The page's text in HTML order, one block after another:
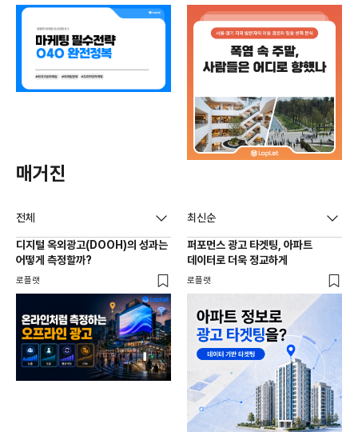
매거진
전체 최신순
디지털 옥외광고(DOOH)의 성과는
어떻게 측정할까?
로플랫
퍼포먼스 광고 타겟팅, 아파트
데이터로 더욱 정교하게
로플랫